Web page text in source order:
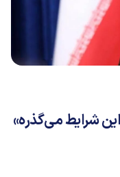
شرایط می‌گذره»